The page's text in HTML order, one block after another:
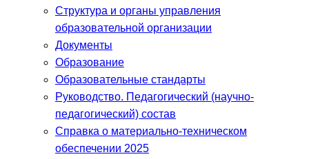
Структура и органы управления
образовательной организации
Документы
Образование
Образовательные стандарты
Руководство. Педагогический (научно-
педагогический) состав
Справка о материально-техническом
обеспечении 2025